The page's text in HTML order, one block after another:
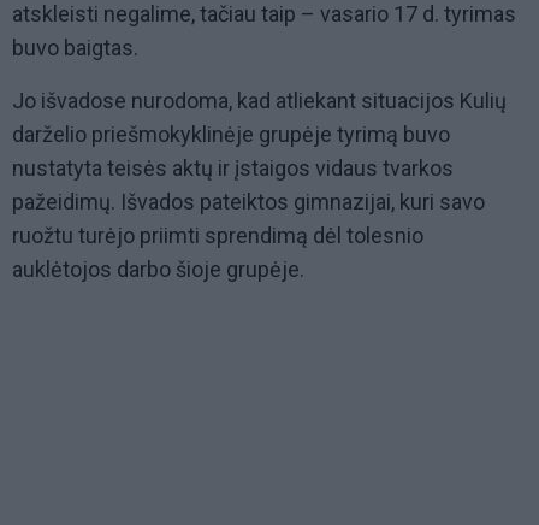
atskleisti negalime, tačiau taip – vasario 17 d. tyrimas
buvo baigtas.
Jo išvadose nurodoma, kad atliekant situacijos Kulių
darželio priešmokyklinėje grupėje tyrimą buvo
nustatyta teisės aktų ir įstaigos vidaus tvarkos
pažeidimų. Išvados pateiktos gimnazijai, kuri savo
ruožtu turėjo priimti sprendimą dėl tolesnio
auklėtojos darbo šioje grupėje.